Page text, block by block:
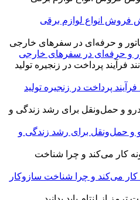
فروش انواع لوازم برقی
و حرفه‌ای در سفرهای خارجی
پرداخت در زنجیره تولید
و حمل‌ونقل برای رشد زندگی و
می‌کند و چرا شناخت سازوکار